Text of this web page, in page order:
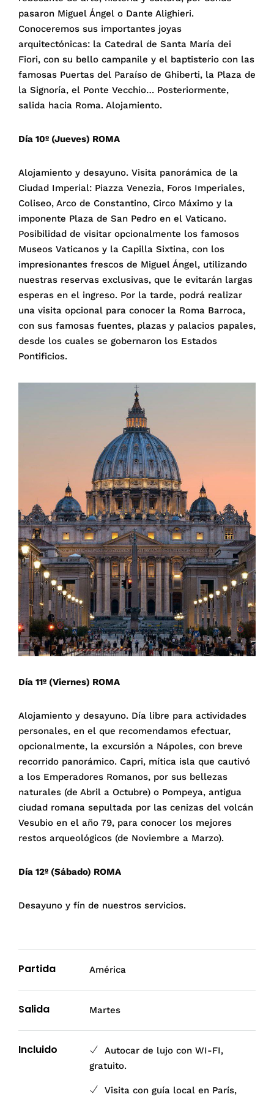
pasaron Miguel Ángel o Dante Alighieri.
Conoceremos sus importantes joyas
arquitectónicas: la Catedral de Santa María dei
Fiori, con su bello campanile y el baptisterio con las
famosas Puertas del Paraíso de Ghiberti, la Plaza de
la Signoría, el Ponte Vecchio… Posteriormente,
salida hacia Roma. Alojamiento.
Día 10º (Jueves) ROMA
Alojamiento y desayuno. Visita panorámica de la
Ciudad Imperial: Piazza Venezia, Foros Imperiales,
Coliseo, Arco de Constantino, Circo Máximo y la
imponente Plaza de San Pedro en el Vaticano.
Posibilidad de visitar opcionalmente los famosos
Museos Vaticanos y la Capilla Sixtina, con los
impresionantes frescos de Miguel Ángel, utilizando
nuestras reservas exclusivas, que le evitarán largas
esperas en el ingreso. Por la tarde, podrá realizar
una visita opcional para conocer la Roma Barroca,
con sus famosas fuentes, plazas y palacios papales,
desde los cuales se gobernaron los Estados
Pontificios.
Día 11º (Viernes) ROMA
Alojamiento y desayuno. Día libre para actividades
personales, en el que recomendamos efectuar,
opcionalmente, la excursión a Nápoles, con breve
recorrido panorámico. Capri, mítica isla que cautivó
a los Emperadores Romanos, por sus bellezas
naturales (de Abril a Octubre) o Pompeya, antigua
ciudad romana sepultada por las cenizas del volcán
Vesubio en el año 79, para conocer los mejores
restos arqueológicos (de Noviembre a Marzo).
Día 12º (Sábado) ROMA
Desayuno y fín de nuestros servicios.
Partida América
Salida Martes
Incluido
Autocar de lujo con WI-FI,
gratuito.
Visita con guía local en París,